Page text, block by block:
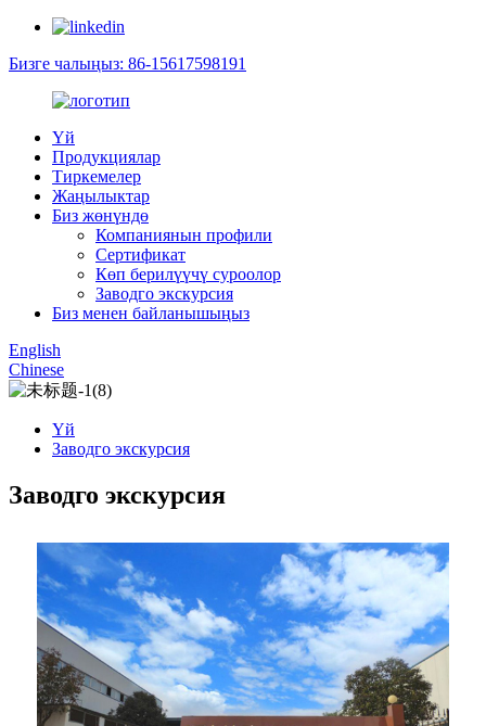
Бизге чалыңыз: 86-15617598191
Үй
Продукциялар
Тиркемелер
Жаңылыктар
Биз жөнүндө
Компаниянын профили
Сертификат
Көп берилүүчү суроолор
Заводго экскурсия
Биз менен байланышыңыз
English
Chinese
Үй
Заводго экскурсия
Заводго экскурсия